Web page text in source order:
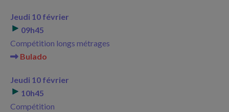
Jeudi 10 février
09h45
Compétition longs métrages
Bulado
Jeudi 10 février
10h45
Compétition